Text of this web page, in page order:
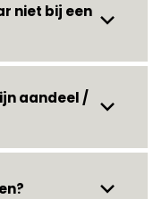
niet bij een
aandeel /